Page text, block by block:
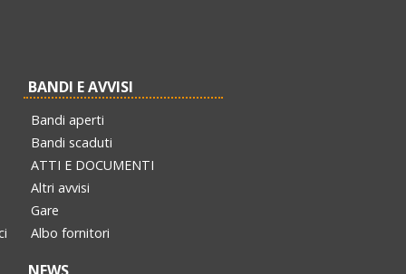
BANDI E AVVISI
Bandi aperti
Bandi scaduti
ATTI E DOCUMENTI
Altri avvisi
Gare
Albo fornitori
NEWS